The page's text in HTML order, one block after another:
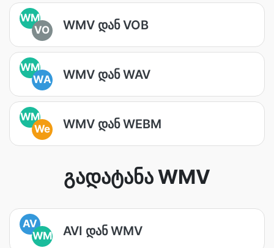
WM
VO
WMV დან VOB
WM
WA
WMV დან WAV
WM
We
WMV დან WEBM
გადატანა WMV
AV
WM
AVI დან WMV